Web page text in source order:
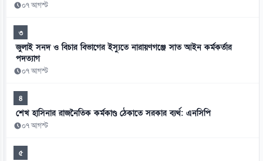
০৭ আগস্ট
৩
জুলাই সনদ ও বিচার বিভাগের ইস্যুতে নারায়ণগঞ্জে সাত আইন কর্মকর্তার
পদত্যাগ
০৭ আগস্ট
৪
শেখ হাসিনার রাজনৈতিক কর্মকাণ্ড ঠেকাতে সরকার ব্যর্থ: এনসিপি
০৭ আগস্ট
৫